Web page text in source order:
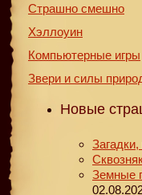
Страшно смешно
Хэллоуин
Компьютерные игры
Звери и силы
Новые
Земные